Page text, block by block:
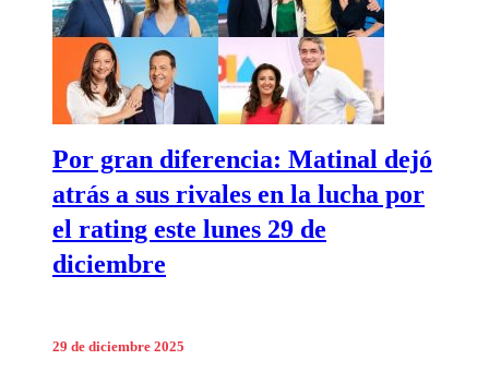
Por gran diferencia: Matinal dejó
atrás a sus rivales en la lucha por
el rating este lunes 29 de
diciembre
29 de diciembre 2025